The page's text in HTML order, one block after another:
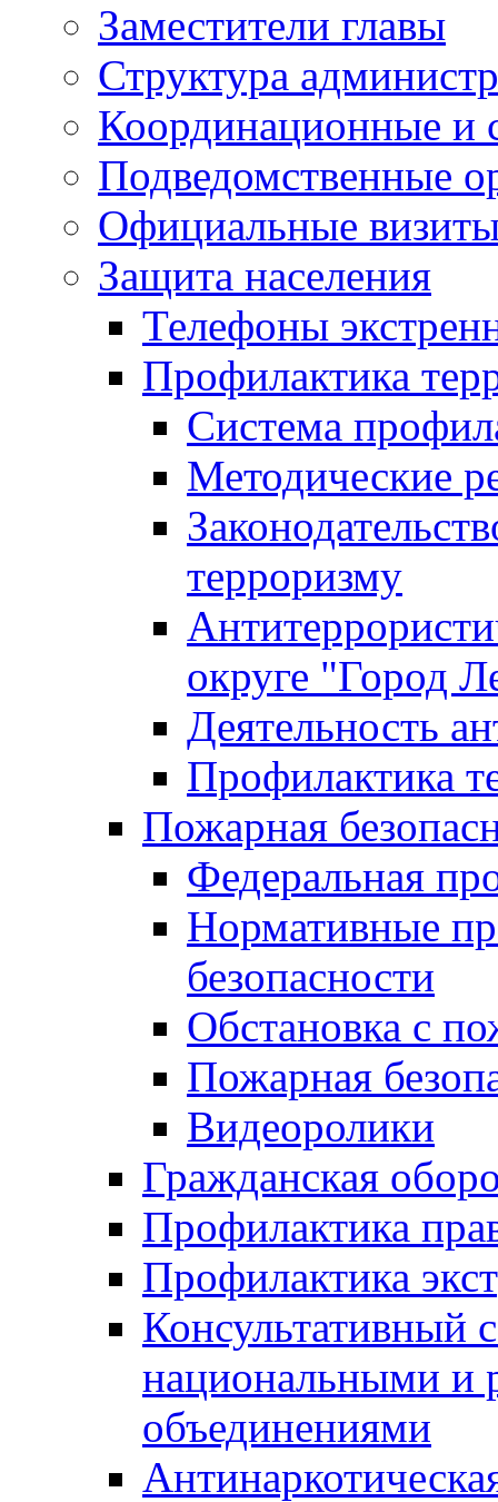
Заместители главы
Структура
Координационные и
Подведомственные
Официальные
Защита населения
Телефоны
Профилактика
Система
Методические
терроризму
округе "Город
Деятельность
Профилактика
Пожарная
Федеральная
Нормативные
безопасности
Обстановка с
Пожарная
Видеоролики
Гражданская
Профилактика
Профилактика
Консультативный
национальными и
объединениями